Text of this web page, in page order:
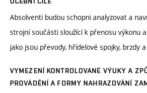
Absolventi budou schopni analyzovat a
strojní součásti sloužící k přenosu výkonu
jako jsou převody, hřídelové spojky, brzdy
VYMEZENÍ KONTROLOVANÉ VÝUKY A
PROVÁDĚNÍ A FORMY NAHRAZOVÁNÍ